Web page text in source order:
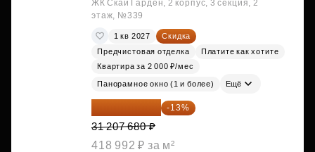
ЖК Скай Гарден, 2 корпус, 3 секция, 2
этаж, №339
1 кв 2027
Скидка
Предчистовая отделка
Платите как хотите
Квартира за 2 000 ₽/мес
Панорамное окно (1 и более) Ещё
27 150 682 ₽ -13%
31 207 680 ₽
418 992 ₽ за м²